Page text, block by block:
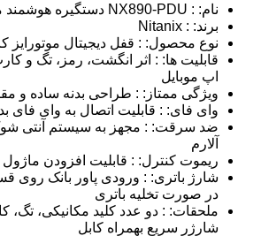
نام: : NX890-PDU دستگیره هوشمند مدل
برند: : Nitanix
نوع محصول: : قفل دیجیتال موتورایز
قابلیت ها: : اثر انگشت، رمز، تگ و
اپ موبایل
ویژگی ممتاز: : طراحی بدنه ساده و
وای فای: : قابلیت اتصال به وای فای
ضد سرقت: : مجهز به سیستم آنتی
آلارم
ریموت کنترل: : قابلیت افزودن
شارژ باتری: : ورودی پاور بانک
در صورت تخلیه باتری
ملحقات: : دو عدد کلید مکانیکی، تگ،
شارژر سریع بهمراه کابل